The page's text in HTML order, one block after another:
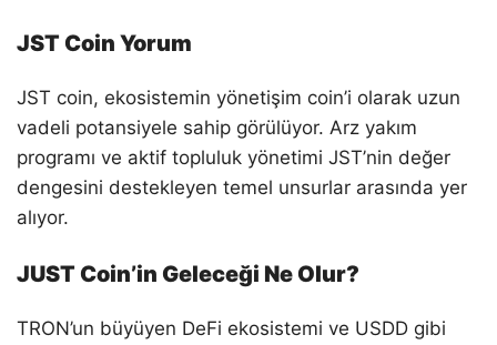
JST Coin Yorum
JST coin, ekosistemin yönetişim coin’i olarak uzun
vadeli potansiyele sahip görülüyor. Arz yakım
programı ve aktif topluluk yönetimi JST’nin değer
dengesini destekleyen temel unsurlar arasında yer
alıyor.
JUST Coin’in Geleceği Ne Olur?
TRON’un büyüyen DeFi ekosistemi ve USDD gibi